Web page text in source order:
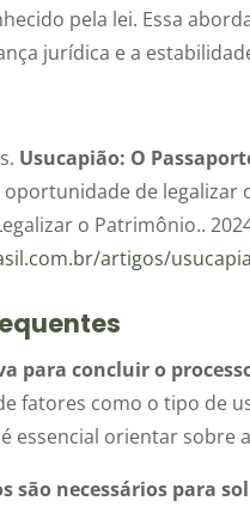
pela lei. Essa
jurídica e a
Usucapião: O
de legalizar
o Patrimônio..
artigos/
para concluir o
fatores como o tipo de
essencial orientar
são necessários para